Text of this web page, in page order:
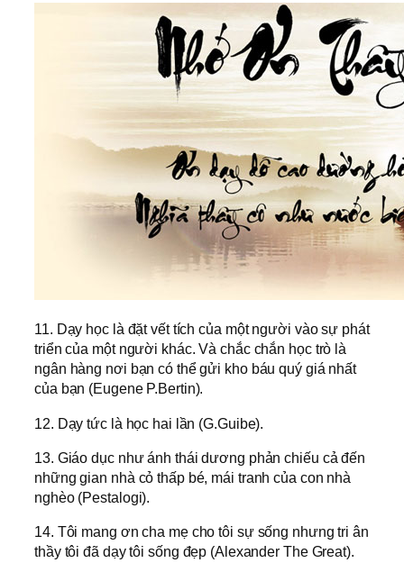
11. Dạy học là đặt vết tích của một người vào sự phát
triển của một người khác. Và chắc chắn học trò là
ngân hàng nơi bạn có thể gửi kho báu quý giá nhất
của bạn (Eugene P.Bertin).
12. Dạy tức là học hai lần (G.Guibe).
13. Giáo dục như ánh thái dương phản chiếu cả đến
những gian nhà cỏ thấp bé, mái tranh của con nhà
nghèo (Pestalogi).
14. Tôi mang ơn cha mẹ cho tôi sự sống nhưng tri ân
thầy tôi đã dạy tôi sống đẹp (Alexander The Great).